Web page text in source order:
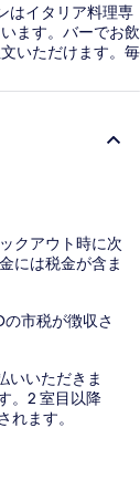
はイタリア料理専
ます。バーでお飲
いただけます。毎
クアウト時に次
には税金が含ま
の市税が徴収さ
いいただきま
。2 室目以降
れます。